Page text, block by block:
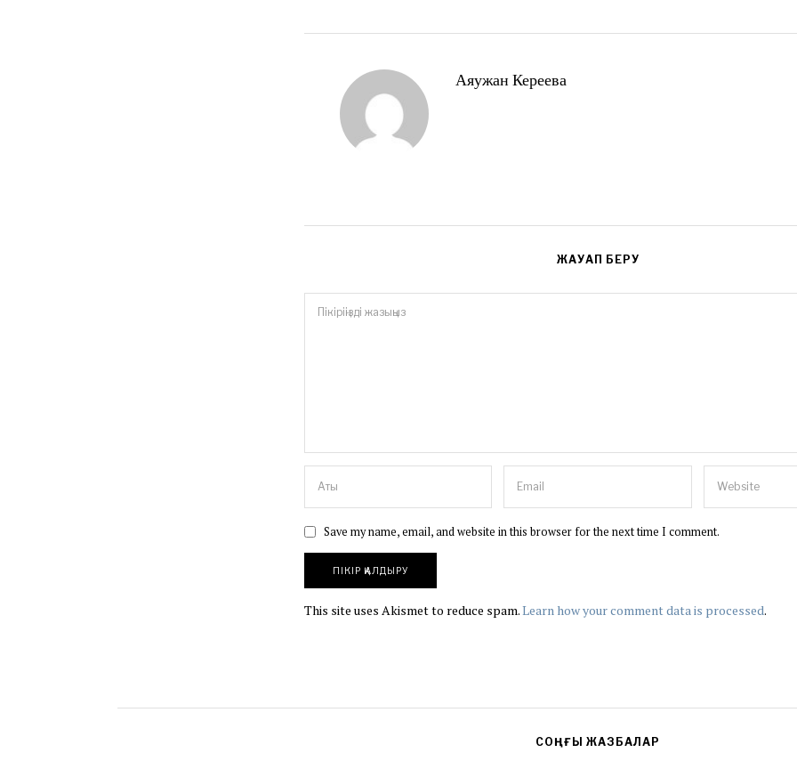
Аяужан Кереева
ЖАУАП БЕРУ
Save my name, email, and website in this browser for the next time I comment.
This site uses Akismet to reduce spam.Learn how your comment data is processed.
СОҢҒЫ ЖАЗБАЛАР